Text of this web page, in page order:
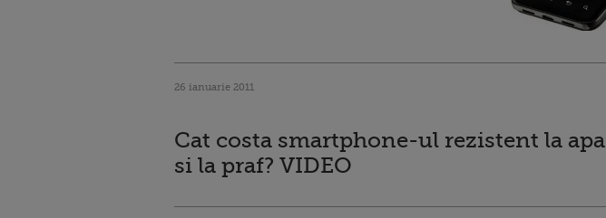
26 ianuarie 2011
Cat costa smartphone-ul rezistent la apa
si la praf? VIDEO